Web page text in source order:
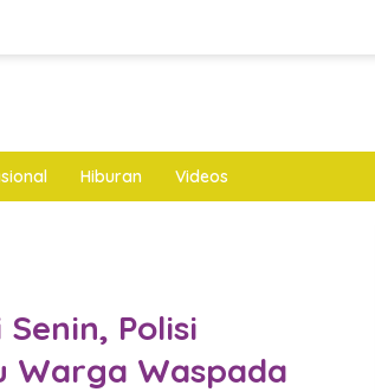
Hiburan Videos
Polisi
Warga Waspada